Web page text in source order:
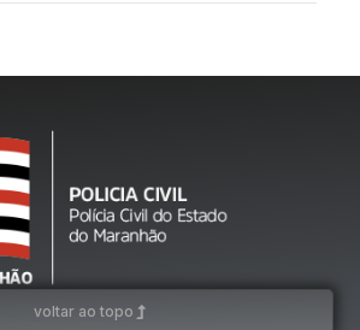
voltar ao topo